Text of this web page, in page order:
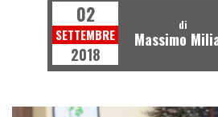
02
SETTEMBRE
2018
di
Massimo